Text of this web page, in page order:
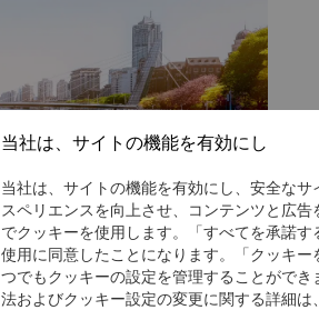
当社は、サイトの機能を有効にし
当社は、サイトの機能を有効にし、安全な
スペリエンスを向上させ、コンテンツと広
でクッキーを使用します。「すべてを承諾
使用に同意したことになります。「クッキ
つでもクッキーの設定を管理することがで
法およびクッキー設定の変更に関する詳細は、